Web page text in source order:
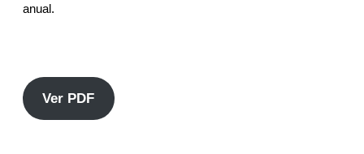
anual.
Ver PDF